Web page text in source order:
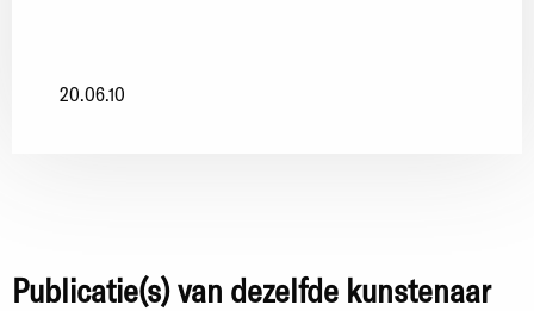
20.06.10
Publicatie(s) van dezelfde kunstenaar